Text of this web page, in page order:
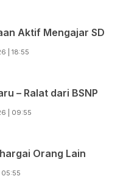
Aktif Mengajar SD
| 18:55
– Ralat dari BSNP
| 09:55
Orang Lain